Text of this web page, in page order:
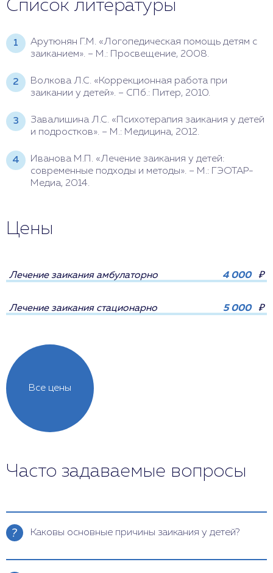
Список литературы
Арутюнян Г.М. «Логопедическая помощь детям с
заиканием». – М.: Просвещение, 2008.
Волкова Л.С. «Коррекционная работа при
заикании у детей». – СПб.: Питер, 2010.
Завалишина Л.С. «Психотерапия заикания у детей
и подростков». – М.: Медицина, 2012.
Иванова М.П. «Лечение заикания у детей:
современные подходы и методы». – М.: ГЭОТАР-
Медиа, 2014.
Цены
Все цены
Лечение заикания амбулаторно 4 000 ₽
Лечение заикания стационарно 5 000 ₽
Часто задаваемые вопросы
Каковы основные причины заикания у детей?
Основные причины заикания у детей включают